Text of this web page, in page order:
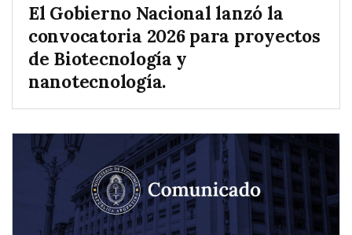
El Gobierno Nacional lanzó la
convocatoria 2026 para proyectos
de Biotecnología y
nanotecnología.